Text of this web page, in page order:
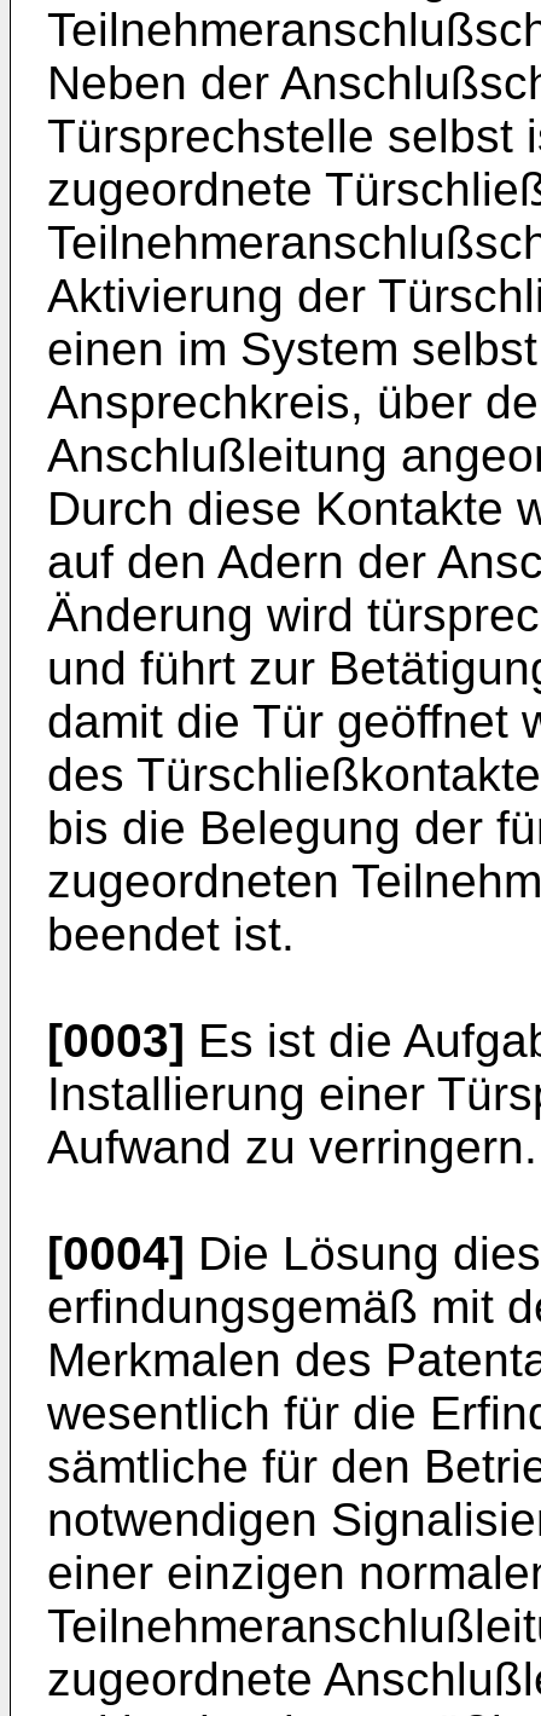
Neben der
Türsprechstelle selbst
zugeordnete
Aktivierung der
einen im System
Ansprechkreis, über
Anschlußleitung
Durch diese Kontakte
auf den Adern der
Änderung wird
und führt zur
damit die Tür geöffnet
des
bis die Belegung der
zugeordneten
beendet ist.
[0003] Es ist die
Installierung einer
Aufwand zu verringern.
[0004] Die Lösung
erfindungsgemäß mit
Merkmalen des
wesentlich für die
sämtliche für den
notwendigen
einer einzigen
zugeordnete